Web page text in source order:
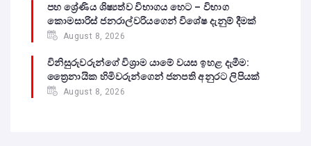
පහ ශ්‍රේණිය ශිෂ්‍යත්ව විභාගය හෙට – විභාග
කොමසාරිස් ජනරාල්වරියගෙන් විශේෂ දැනුම් දීමක්
August 8, 2026
විනිසුරුවරුන්ගේ විශ්‍රාම යාමේ වයස ඉහළ දැමීම:
ත්‍රෛනායික හිමිවරුන්ගෙන් ජනපති අනුරට ලිපියක්
August 8, 2026